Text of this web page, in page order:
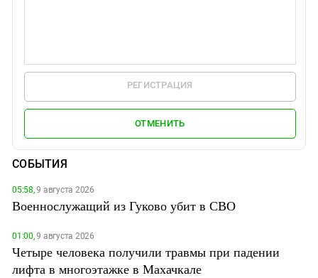
РЕГИСТРАЦИЯ
ОТМЕНИТЬ
СОБЫТИЯ
05:58,9 августа 2026
Военнослужащий из Гуково убит в СВО
01:00,9 августа 2026
Четыре человека получили травмы при падении
лифта в многоэтажке в Махачкале